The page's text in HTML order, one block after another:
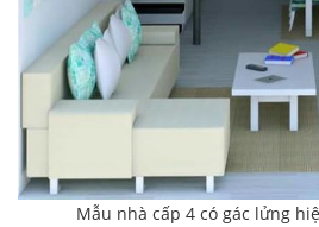
Mẫu nhà cấp 4 có gác lửng